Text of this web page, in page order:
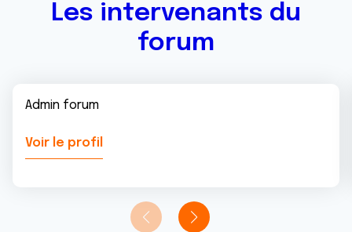
Les intervenants du
forum
Admin forum
Voir le profil